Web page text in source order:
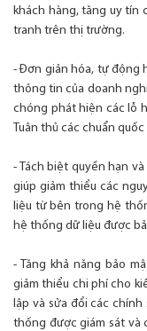
khách hàng, tăng uy tín
tranh trên thị trường.
- Đơn giản hóa, tự động
thông tin của doanh
chóng phát hiện các lỗ
Tuân thủ các chuẩn quốc
- Tách biệt quyền hạn
giúp giảm thiểu các
liệu từ bên trong hệ
hệ thống dữ liệu được
- Tăng khả năng bảo
giảm thiểu chi phí cho
lập và sửa đổi các
thống được giám sát và